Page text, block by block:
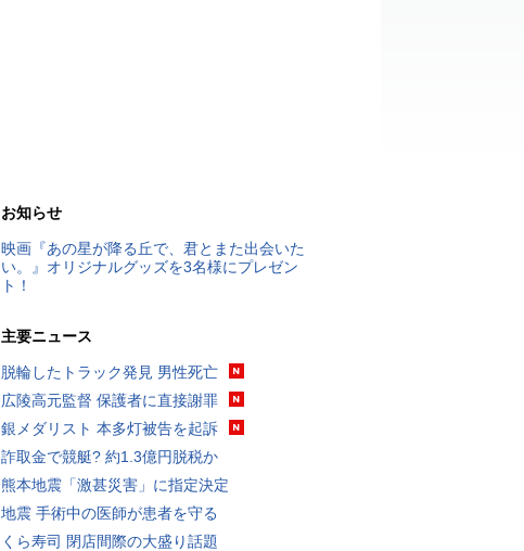
お知らせ
映画『あの星が降る丘で、君とまた出会いた
い。』オリジナルグッズを3名様にプレゼン
ト！
主要ニュース
脱輪したトラック発見 男性死亡
広陵高元監督 保護者に直接謝罪
銀メダリスト 本多灯被告を起訴
詐取金で競艇? 約1.3億円脱税か
熊本地震「激甚災害」に指定決定
地震 手術中の医師が患者を守る
くら寿司 閉店間際の大盛り話題